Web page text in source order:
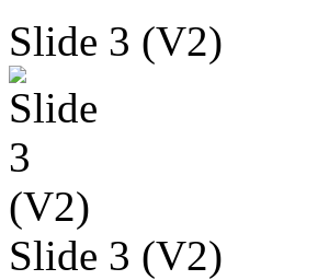
Slide 3 (V2)
Slide 3 (V2)